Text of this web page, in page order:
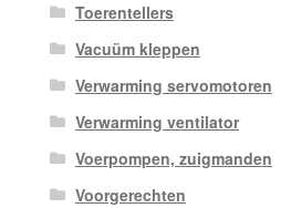
Toerentellers
Vacuüm kleppen
Verwarming servomotoren
Verwarming ventilator
Voerpompen, zuigmanden
Voorgerechten